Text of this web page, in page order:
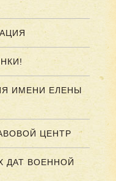
ИМЕНИ ЕЛЕНЫ
ЦЕНТР
ДАТ ВОЕННОЙ